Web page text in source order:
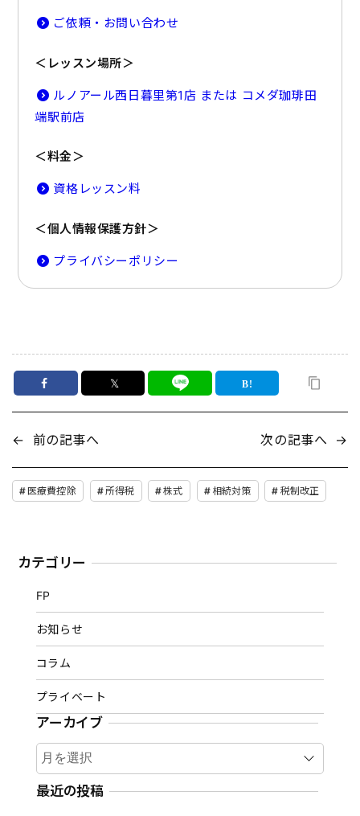
ご依頼・お問い合わせ
＜レッスン場所＞
ルノアール西日暮里第1店 または コメダ珈琲田
端駅前店
＜料金＞
資格レッスン料
＜個人情報保護方針＞
プライバシーポリシー
𝕏
← 前の記事へ 次の記事へ →
医療費控除 所得税 株式 相続対策 税制改正
カテゴリー
FP
お知らせ
コラム
プライベート
アーカイブ
ア
ー
カ
最近の投稿